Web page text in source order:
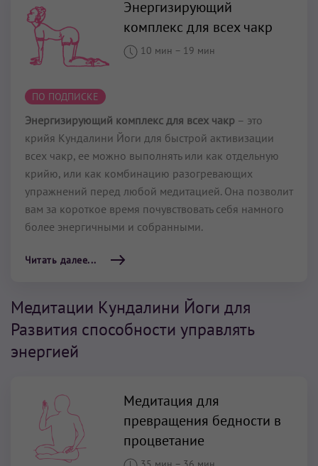
Энергизирующий
комплекс для всех чакр
10 мин – 19 мин
ПО ПОДПИСКЕ
Энергизирующий комплекс для всех чакр – это
крийя Кундалини Йоги для быстрой активизации
всех чакр, ее можно выполнять или как отдельную
крийю, или как комбинацию разогревающих
упражнений перед любой медитацией. Она позволит
вам за короткое время почувствовать себя намного
более энергичными и собранными.
Читать далее...
Медитации Кундалини Йоги для
Развития способности управлять
энергией
Медитация для
превращения бедности в
процветание